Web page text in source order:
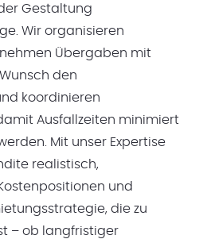
Gestaltung
Wir organisieren
Übergaben mit
den
koordinieren
Ausfallzeiten minimiert
Mit unser Expertise
realistisch,
und
die zu
– ob langfristiger